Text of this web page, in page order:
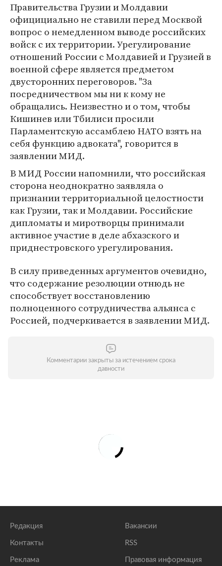
Правительства Грузии и Молдавии
официциально не ставили перед Москвой
вопрос о немедленном выводе российских
войск с их территории. Урегулирование
отношений России с Молдавией и Грузией в
военной сфере является предметом
двусторонних переговоров. "За
посредничеством мы ни к кому не
обращались. Неизвестно и о том, чтобы
Кишинев или Тбилиси просили
Парламентскую ассамблею НАТО взять на
себя функцию адвоката", говорится в
заявлении МИД.
В МИД России напомнили, что российская
сторона неоднократно заявляла о
признании территориальной целостности
как Грузии, так и Молдавии. Российские
дипломаты и миротворцы принимали
активное участие в деле абхазского и
приднестровского урегулирования.
В силу приведенных аргументов очевидно,
что содержание резолюции отнюдь не
способствует восстановлению
полноценного сотрудничества альянса с
Россией, подчеркивается в заявлении МИД.
Комментарии закрыты за истечением срока
давности
Редакция
Контакты
Реклама
Вакансии
RSS
Правовая информация